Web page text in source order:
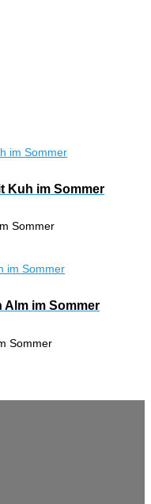
Kuh im Sommer
Sommer
Alm im Sommer
Sommer